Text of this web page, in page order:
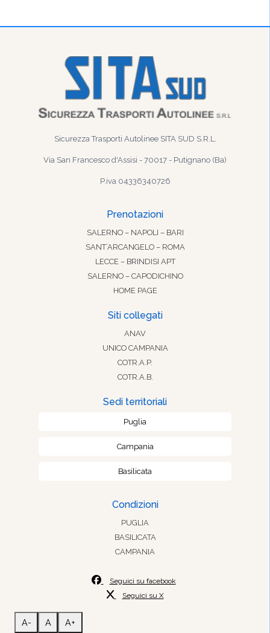
Sicurezza Trasporti Autolinee SITA SUD S.R.L.
Via San Francesco d'Assisi - 70017 - Putignano (Ba)
P.iva 04336340726
Prenotazioni
SALERNO – NAPOLI – BARI
SANT’ARCANGELO – ROMA
LECCE – BRINDISI APT
SALERNO – CAPODICHINO
HOME PAGE
Siti collegati
ANAV
UNICO CAMPANIA
COTR.A.P.
COTR.A.B.
Sedi territoriali
Puglia
Campania
Basilicata
Condizioni
PUGLIA
BASILICATA
CAMPANIA
Seguici su facebook
Seguici su X
A- A A+